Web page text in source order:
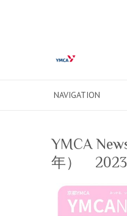
YMCA
年） 2023